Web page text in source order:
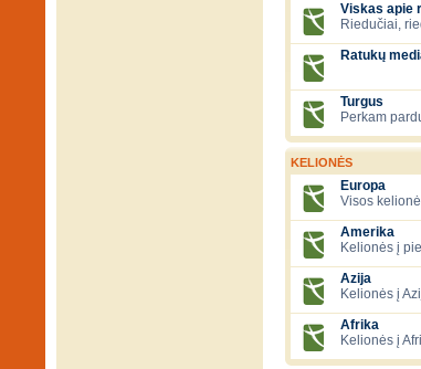
Viskas apie
Riedučiai,
Ratukų
Turgus
Perkam
KELIONĖS
Europa
Visos
Amerika
Kelionės į
Azija
Kelionės į
Afrika
Kelionės į